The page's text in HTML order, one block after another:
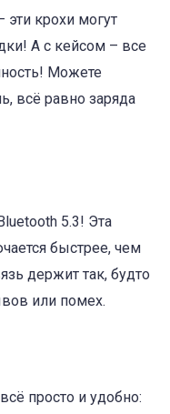
эти крохи могут
А с кейсом – все
Можете
всё равно заряда
5.3! Эта
быстрее, чем
держит так, будто
или помех.
просто и удобно: